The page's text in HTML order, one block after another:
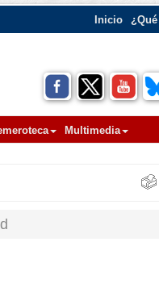
Inicio
Multimedia